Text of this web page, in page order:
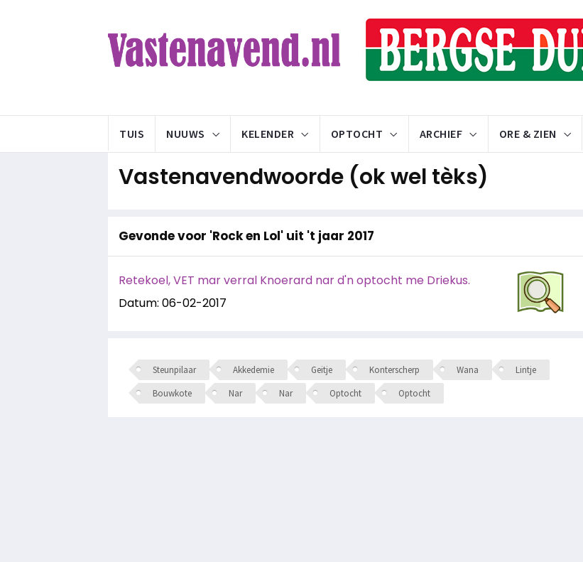
TUIS NUUWS KELENDER OPTOCHT ARCHIEF ORE & ZIEN
Vastenavendwoorde (ok wel tèks)
Gevonde voor 'Rock en Lol' uit 't jaar 2017
Retekoel, VET mar verral Knoerard nar d'n optocht me Driekus.
Datum: 06-02-2017
Steunpilaar Akkedemie Geitje Konterscherp Wana
Lintje
Bouwkote
Nar Nar Optocht Optocht